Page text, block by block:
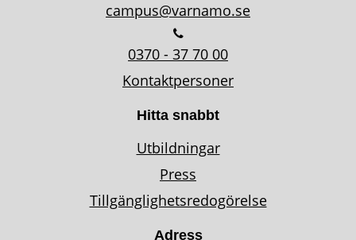
campus@varnamo.se
0370 - 37 70 00
Kontaktpersoner
Hitta snabbt
Utbildningar
Press
Tillgänglighetsredogörelse
Adress